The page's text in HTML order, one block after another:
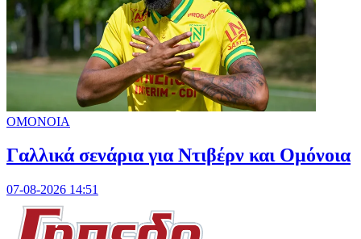
ΟΜΟΝΟΙΑ
Γαλλικά σενάρια για Ντιβέρν και Ομόνοια
07-08-2026 14:51